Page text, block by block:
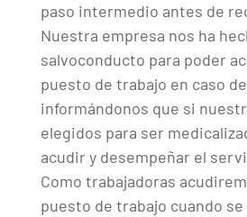
paso intermedio antes de
Nuestra empresa nos ha
salvoconducto para poder
puesto de trabajo en caso
informándonos que si
elegidos para ser
acudir y desempeñar el
Como trabajadoras
puesto de trabajo cuando